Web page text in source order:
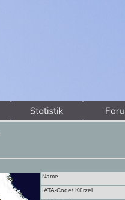
Name
IATA-Code/ Kürzel